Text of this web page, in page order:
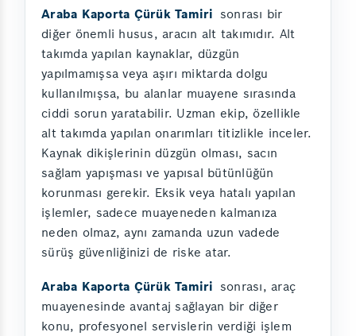
Araba Kaporta Çürük Tamiri sonrası bir
diğer önemli husus, aracın alt takımıdır. Alt
takımda yapılan kaynaklar, düzgün
yapılmamışsa veya aşırı miktarda dolgu
kullanılmışsa, bu alanlar muayene sırasında
ciddi sorun yaratabilir. Uzman ekip, özellikle
alt takımda yapılan onarımları titizlikle inceler.
Kaynak dikişlerinin düzgün olması, sacın
sağlam yapışması ve yapısal bütünlüğün
korunması gerekir. Eksik veya hatalı yapılan
işlemler, sadece muayeneden kalmanıza
neden olmaz, aynı zamanda uzun vadede
sürüş güvenliğinizi de riske atar.
Araba Kaporta Çürük Tamiri sonrası, araç
muayenesinde avantaj sağlayan bir diğer
konu, profesyonel servislerin verdiği işlem